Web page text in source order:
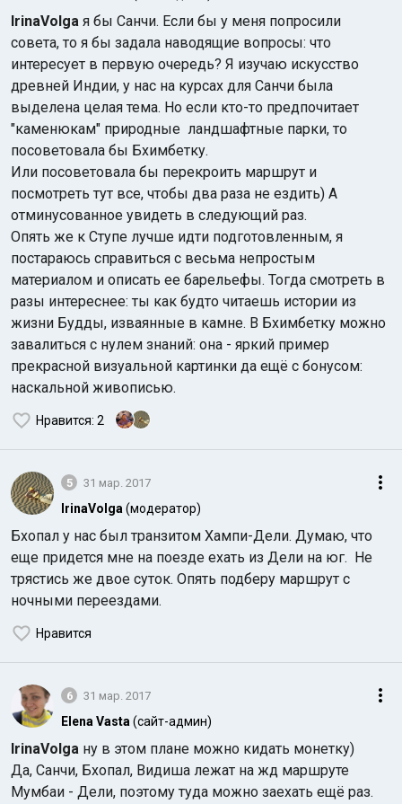
IrinaVolga я бы Санчи. Если бы у меня попросили
совета, то я бы задала наводящие вопросы: что
интересует в первую очередь? Я изучаю искусство
древней Индии, у нас на курсах для Санчи была
выделена целая тема. Но если кто-то предпочитает
"каменюкам" природные ландшафтные парки, то
посоветовала бы Бхимбетку.
Или посоветовала бы перекроить маршрут и
посмотреть тут все, чтобы два раза не ездить) А
отминусованное увидеть в следующий раз.
Опять же к Ступе лучше идти подготовленным, я
постараюсь справиться с весьма непростым
материалом и описать ее барельефы. Тогда смотреть в
разы интереснее: ты как будто читаешь истории из
жизни Будды, изваянные в камне. В Бхимбетку можно
завалиться с нулем знаний: она - яркий пример
прекрасной визуальной картинки да ещё с бонусом:
наскальной живописью.
Нравится: 2
5 31 мар. 2017
IrinaVolga (модератор)
Бхопал у нас был транзитом Хампи-Дели. Думаю, что
еще придется мне на поезде ехать из Дели на юг. Не
трястись же двое суток. Опять подберу маршрут с
ночными переездами.
Нравится
6 31 мар. 2017
Elena Vasta (сайт-админ)
IrinaVolga ну в этом плане можно кидать монетку)
Да, Санчи, Бхопал, Видиша лежат на жд маршруте
Мумбаи - Дели, поэтому туда можно заехать ещё раз.